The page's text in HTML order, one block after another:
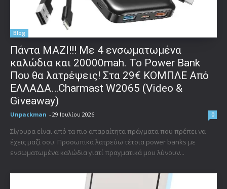
Blog
Πάντα ΜΑΖΙ!!! Με 4 ενσωματωμένα
καλώδια και 20000mah. Το Power Bank
Που θα λατρέψεις! Στα 29€ ΚΟΜΠΛΕ Από
ΕΛΛΑΔΑ…Charmast W2065 (Video &
Giveaway)
Unpackman - 29 Ιουλίου 2026 0
Σίγουρα είναι από τα πιο απαραίτητα πράγματα που πρέπει να
έχεις μαζί σου. Προσωπικά λατρεύω τέτοια power banks με
ενσωματωμένα καλώδια γιατί πραγματικά μου λύνουν...